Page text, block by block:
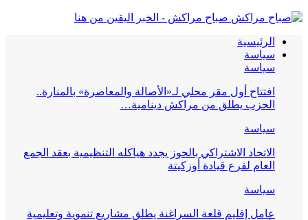
صباح مراكش - الخبر اليقين من هنا
الرئيسية
سياسة
سياسة
افتتاح أول مقر محلي لـ«الأصالة والمعاصرة» بالمنارة..
الحزب يطلق من مراكش دينامية…
سياسة
الاتحاد الاشتراكي بالحوز يجدد هياكله التنظيمية بعقد الجمع
العام لفرع قيادة أوزكيتة
سياسة
عامل إقليم قلعة السراغنة يطلق مشاريع تنموية وتعليمية